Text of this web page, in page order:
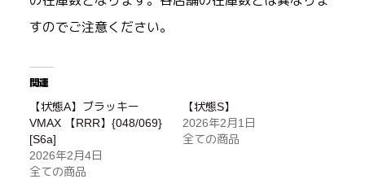
すのでご注意ください。
関連
【状態A】ブラッキー
VMAX 【RRR】{048/069}
[S6a]
2026年2月4日
全ての商品
【状態S】
2026年2月1日
全ての商品